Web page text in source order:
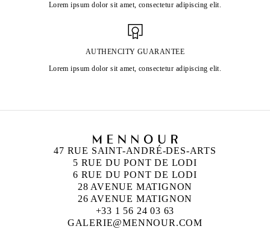
Lorem ipsum dolor sit amet, consectetur adipiscing elit.
AUTHENCITY GUARANTEE
Lorem ipsum dolor sit amet, consectetur adipiscing elit.
47 RUE SAINT-ANDRÉ-DES-ARTS
5 RUE DU PONT DE LODI
6 RUE DU PONT DE LODI
28 AVENUE MATIGNON
26 AVENUE MATIGNON
+33 1 56 24 03 63
GALERIE@MENNOUR.COM